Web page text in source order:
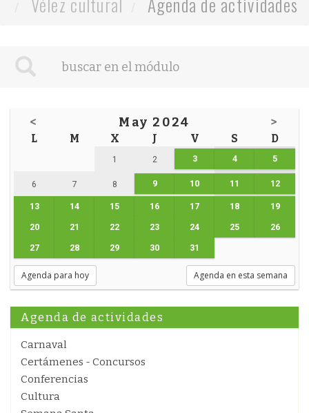
< May 2024 >
L M X J V S D
1 2 3 4 5
6 7 8 9 10 11 12
13 14 15 16 17 18 19
20 21 22 23 24 25 26
27 28 29 30 31
Agenda para hoy Agenda en esta semana
Agenda de actividades
Carnaval
Certámenes - Concursos
Conferencias
Cultura